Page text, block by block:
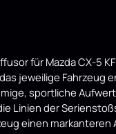
für Mazda CX-5
jeweilige Fahrzeug
sportliche
Linien der
einen markanteren